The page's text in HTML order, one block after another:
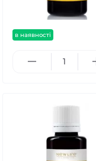
в наявності